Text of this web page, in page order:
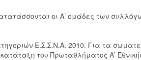
οι Α’ ομάδες των
Ε.Σ.Σ.Ν.Α. 2010. Για τα
του Πρωταθλήματος Α’